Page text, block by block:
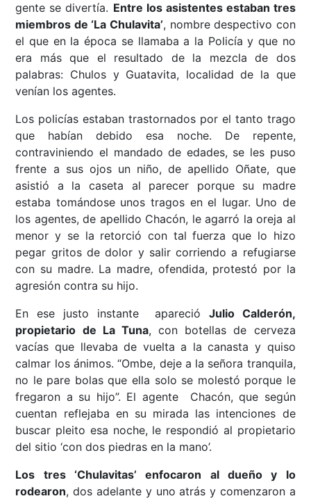
gente se divertía. Entre los asistentes estaban tres
miembros de ‘La Chulavita’, nombre despectivo con
el que en la época se llamaba a la Policía y que no
era más que el resultado de la mezcla de dos
palabras: Chulos y Guatavita, localidad de la que
venían los agentes.
Los policías estaban trastornados por el tanto trago
que habían debido esa noche. De repente,
contraviniendo el mandado de edades, se les puso
frente a sus ojos un niño, de apellido Oñate, que
asistió a la caseta al parecer porque su madre
estaba tomándose unos tragos en el lugar. Uno de
los agentes, de apellido Chacón, le agarró la oreja al
menor y se la retorció con tal fuerza que lo hizo
pegar gritos de dolor y salir corriendo a refugiarse
con su madre. La madre, ofendida, protestó por la
agresión contra su hijo.
En ese justo instante apareció Julio Calderón,
propietario de La Tuna, con botellas de cerveza
vacías que llevaba de vuelta a la canasta y quiso
calmar los ánimos. “Ombe, deje a la señora tranquila,
no le pare bolas que ella solo se molestó porque le
fregaron a su hijo”. El agente Chacón, que según
cuentan reflejaba en su mirada las intenciones de
buscar pleito esa noche, le respondió al propietario
del sitio ‘con dos piedras en la mano’.
Los tres ‘Chulavitas’ enfocaron al dueño y lo
rodearon, dos adelante y uno atrás y comenzaron a